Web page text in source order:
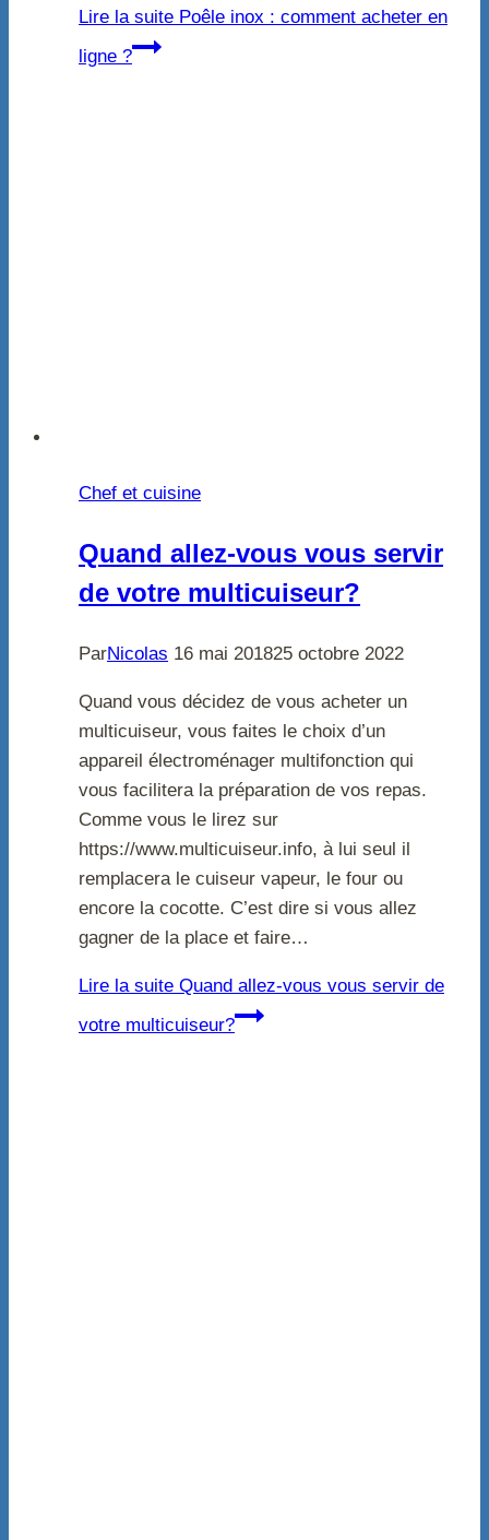
Lire la suite Poêle inox : comment acheter en
ligne ?
Chef et cuisine
Quand allez-vous vous servir
de votre multicuiseur?
ParNicolas 16 mai 201825 octobre 2022
Quand vous décidez de vous acheter un
multicuiseur, vous faites le choix d’un
appareil électroménager multifonction qui
vous facilitera la préparation de vos repas.
Comme vous le lirez sur
https://www.multicuiseur.info, à lui seul il
remplacera le cuiseur vapeur, le four ou
encore la cocotte. C’est dire si vous allez
gagner de la place et faire…
Lire la suite Quand allez-vous vous servir de
votre multicuiseur?